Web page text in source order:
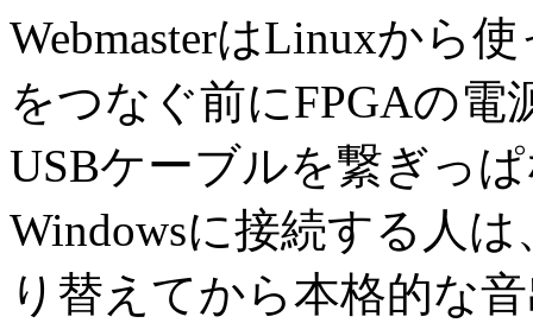
WebmasterはLinuxから
をつなぐ前にFPGAの
USBケーブルを繋ぎっ
Windowsに接続する人
り替えてから本格的な